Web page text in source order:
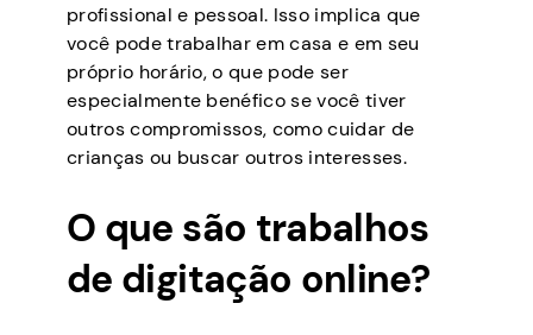
profissional e pessoal. Isso implica que
você pode trabalhar em casa e em seu
próprio horário, o que pode ser
especialmente benéfico se você tiver
outros compromissos, como cuidar de
crianças ou buscar outros interesses.
O que são trabalhos
de digitação online?